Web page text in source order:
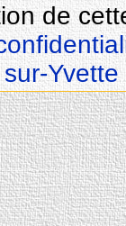
de
sur-Yvette